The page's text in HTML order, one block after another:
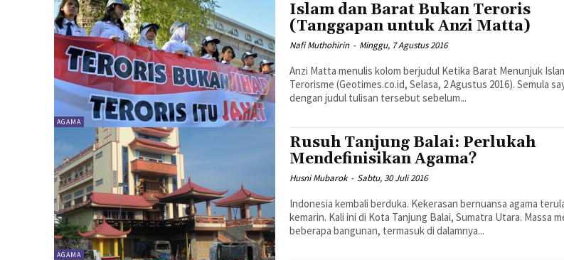
AGAMA
Islam dan Barat Bukan Teroris
(Tanggapan untuk Anzi Matta)
Nafi Muthohirin - Minggu, 7 Agustus 2016
Anzi Matta menulis kolom berjudul Ketika Barat Menunjuk
Terorisme (Geotimes.co.id, Selasa, 2 Agustus 2016). Semula
dengan judul tulisan tersebut sebelum...
AGAMA
Rusuh Tanjung Balai: Perlukah
Mendefinisikan Agama?
Husni Mubarok - Sabtu, 30 Juli 2016
Indonesia kembali berduka. Kekerasan bernuansa agama
kemarin. Kali ini di Kota Tanjung Balai, Sumatra Utara. Massa
beberapa bangunan, termasuk di dalamnya...